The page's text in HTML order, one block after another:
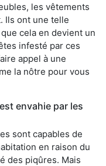
les vêtements
Ils ont une telle
cela en devient un
infesté par ces
appel à une
la nôtre pour vous
envahie par les
sont capables de
en raison du
des piqûres. Mais